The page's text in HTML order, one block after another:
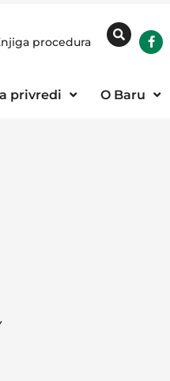
procedura
privredi O Baru